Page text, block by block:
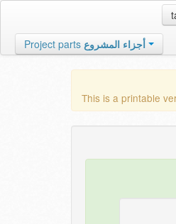
Project parts أجزاء المشروع
This is a printable